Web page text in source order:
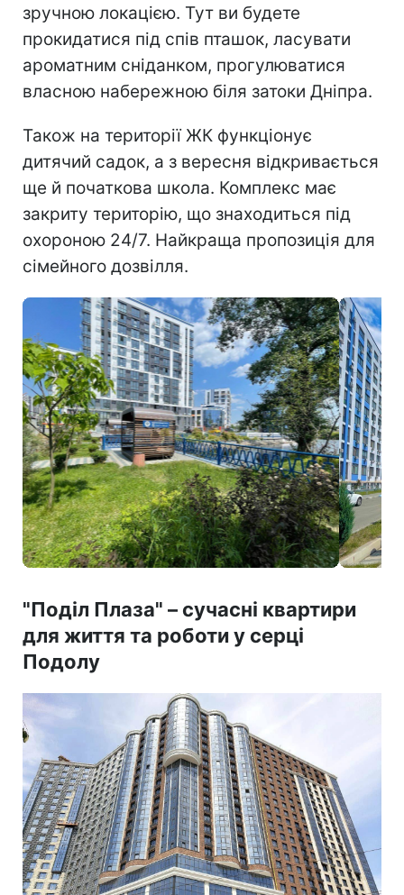
зручною локацією. Тут ви будете
прокидатися під спів пташок, ласувати
ароматним сніданком, прогулюватися
власною набережною біля затоки Дніпра.
Також на території ЖК функціонує
дитячий садок, а з вересня відкривається
ще й початкова школа. Комплекс має
закриту територію, що знаходиться під
охороною 24/7. Найкраща пропозиція для
сімейного дозвілля.
"Поділ Плаза" – сучасні квартири
для життя та роботи у серці
Подолу